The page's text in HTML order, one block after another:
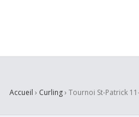
Accueil › Curling› Tournoi St-Patrick